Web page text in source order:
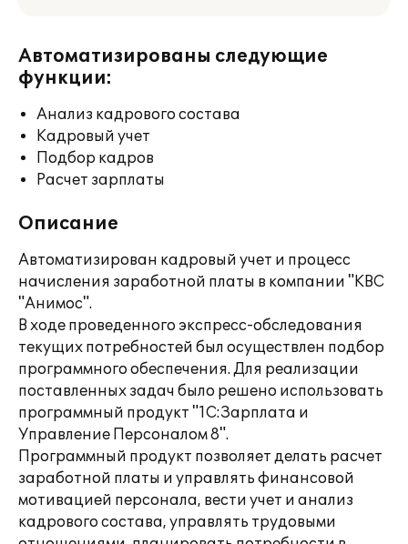
Автоматизированы следующие
функции:
Анализ кадрового состава
Кадровый учет
Подбор кадров
Расчет зарплаты
Описание
Автоматизирован кадровый учет и процесс
начисления заработной платы в компании "КВС
"Анимос".
В ходе проведенного экспресс-обследования
текущих потребностей был осуществлен подбор
программного обеспечения. Для реализации
поставленных задач было решено использовать
программный продукт "1С:Зарплата и
Управление Персоналом 8".
Программный продукт позволяет делать расчет
заработной платы и управлять финансовой
мотивацией персонала, вести учет и анализ
кадрового состава, управлять трудовыми